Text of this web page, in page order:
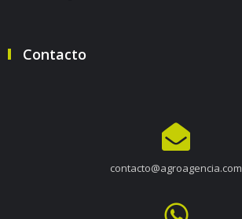
Contacto
contacto@agroagencia.com